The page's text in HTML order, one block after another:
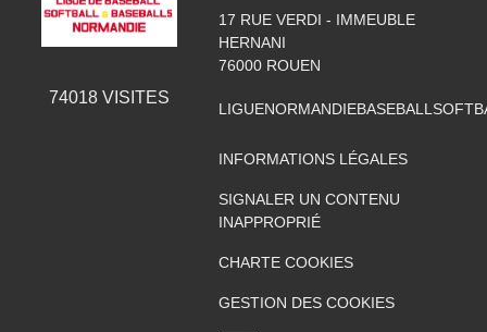
74018VISITES
17 RUE VERDI - IMMEUBLE
HERNANI
76000 ROUEN
INFORMATIONS LÉGALES
SIGNALER UN CONTENU
INAPPROPRIÉ
CHARTE COOKIES
GESTION DES COOKIES